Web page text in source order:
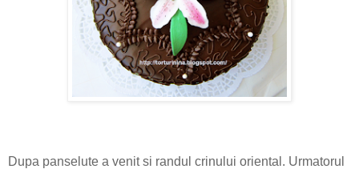
Dupa panselute a venit si randul crinului oriental. Urmatorul